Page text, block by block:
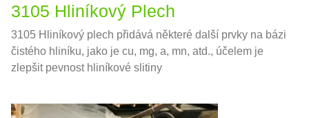
3105 Hliníkový Plech
3105 Hliníkový plech přidává některé další prvky na bázi
čistého hliníku, jako je cu, mg, a, mn, atd., účelem je
zlepšit pevnost hliníkové slitiny